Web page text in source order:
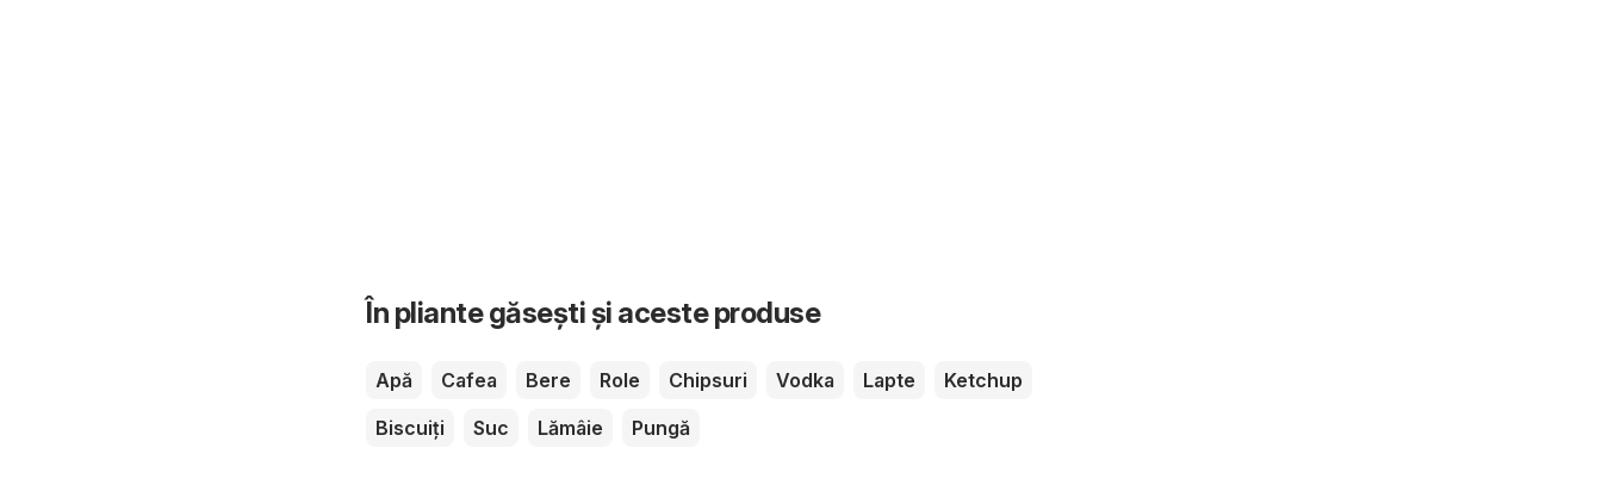
În pliante găsești și aceste produse
Apă Cafea Bere Role Chipsuri Vodka Lapte
Ketchup
Biscuiți
Suc Lămâie Pungă